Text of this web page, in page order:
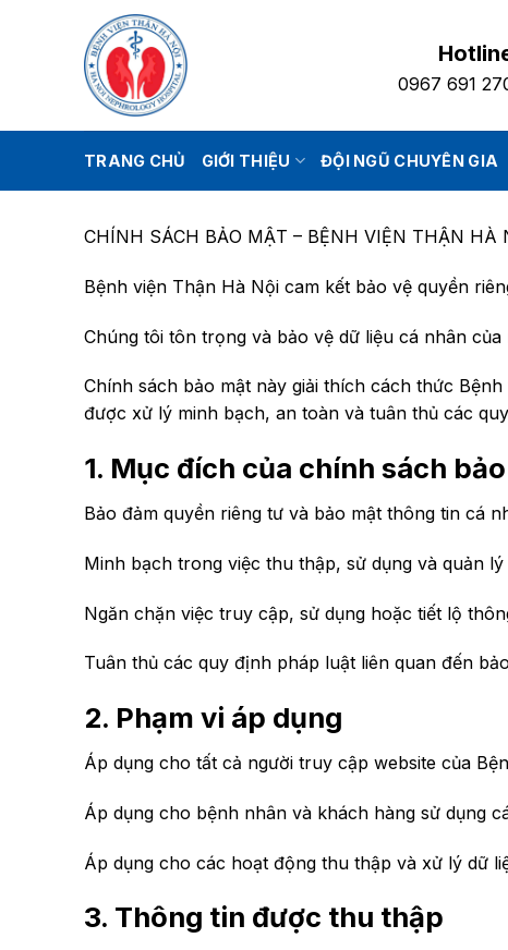
0967 691
TRANG CHỦ GIỚI THIỆU ĐỘI NGŨ CHUYÊN GIA
CHÍNH SÁCH BẢO MẬT – BỆNH VIỆN THẬN HÀ
Bệnh viện Thận Hà Nội cam kết bảo vệ quyền
Chúng tôi tôn trọng và bảo vệ dữ liệu cá nhân
Chính sách bảo mật này giải thích cách thức
được xử lý minh bạch, an toàn và tuân thủ các
1. Mục đích của chính sách
Bảo đảm quyền riêng tư và bảo mật thông tin cá
Minh bạch trong việc thu thập, sử dụng và quản lý
Ngăn chặn việc truy cập, sử dụng hoặc tiết lộ
Tuân thủ các quy định pháp luật liên quan đến
2. Phạm vi áp dụng
Áp dụng cho tất cả người truy cập website của
Áp dụng cho bệnh nhân và khách hàng sử dụng
Áp dụng cho các hoạt động thu thập và xử lý dữ
3. Thông tin được thu thập